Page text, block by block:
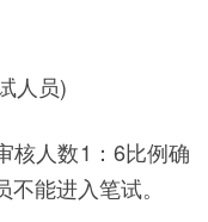
人员)
核人数1：6比例确
能进入笔试。